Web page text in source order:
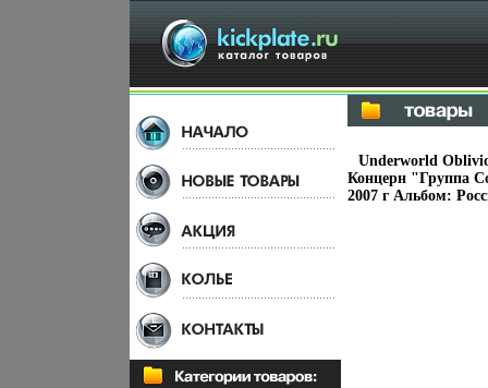
Underworld
Концерн "Группа
2007 г Альбом: